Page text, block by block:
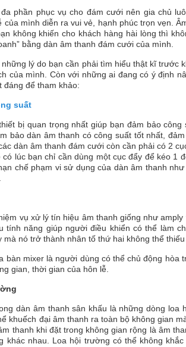
phần phục vụ cho đám cưới nên gia chủ
của mình diễn ra vui vẻ, hạnh phúc trọn vẹn.
không khiến cho khách hàng hài lòng thì
bằng dàn âm thanh đám cưới của mình.
lý do bạn cần phải tìm hiểu thật kĩ trước
của mình. Còn với những ai đang có ý định
đáng để tham khảo:
suất
bị quan trọng nhất giúp bạn đảm bảo
bảo dàn âm thanh có công suất tốt nhất,
dàn âm thanh đám cưới còn cần phải có 2
có lúc bạn chỉ cần dùng một cục đẩy để kéo 1
chế phạm vi sử dụng của dàn âm thanh
vụ xử lý tín hiệu âm thanh giống như
tính năng giúp người điều khiển có thể làm
mà nó trở thành nhân tố thứ hai không thể
bàn mixer là người dùng có thể chủ động
gian, thời gian của hôn lễ.
dàn âm thanh sân khấu là những dòng
khuếch đại âm thanh ra toàn bộ không gian
thanh khi đặt trong không gian rộng là âm
khác nhau. Loa hội trường có thể không